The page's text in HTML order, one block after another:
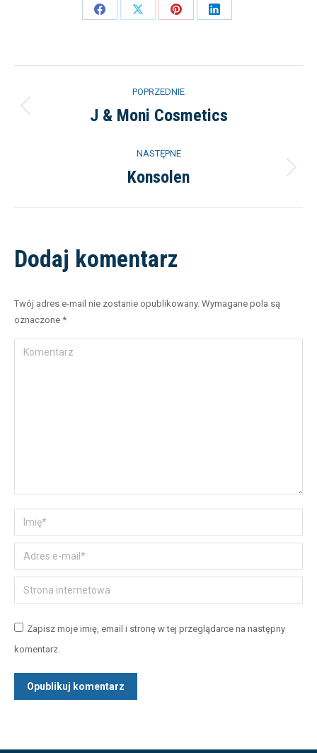
POPRZEDNIE
J & Moni Cosmetics
NASTĘPNE
Konsolen
Dodaj komentarz
Twój adres e-mail nie zostanie opublikowany. Wymagane pola są
oznaczone *
Komentarz
Imię *
Adres e-mail *
Strona internetowa
Zapisz moje imię, email i stronę w tej przeglądarce na następny
komentarz.
Opublikuj komentarz